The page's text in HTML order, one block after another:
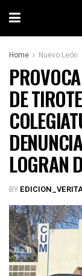
Home Nuevo León
DE
LOGRAN
BY